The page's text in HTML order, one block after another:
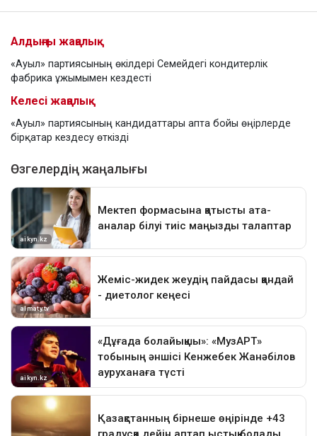
Алдыңғы жаңалық
«Ауыл» партиясының өкілдері Семейдегі кондитерлік
фабрика ұжымымен кездесті
Келесі жаңалық
«Ауыл» партиясының кандидаттары апта бойы өңірлерде
бірқатар кездесу өткізді